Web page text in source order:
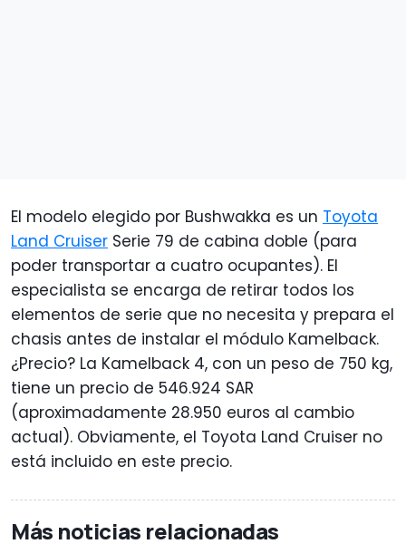
El modelo elegido por Bushwakka es un Toyota
Land Cruiser Serie 79 de cabina doble (para
poder transportar a cuatro ocupantes). El
especialista se encarga de retirar todos los
elementos de serie que no necesita y prepara el
chasis antes de instalar el módulo Kamelback.
¿Precio? La Kamelback 4, con un peso de 750 kg,
tiene un precio de 546.924 SAR
(aproximadamente 28.950 euros al cambio
actual). Obviamente, el Toyota Land Cruiser no
está incluido en este precio.
Más noticias relacionadas